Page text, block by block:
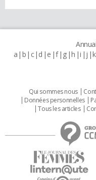
a b c d e f g h i j k
Qui sommes nous
Données personnelles
Tous les articles